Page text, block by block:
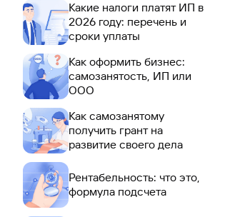
Какие налоги платят ИП в
2026 году: перечень и
сроки уплаты
Как оформить бизнес:
самозанятость, ИП или
ООО
Как самозанятому
получить грант на
развитие своего дела
Рентабельность: что это,
формула подсчета